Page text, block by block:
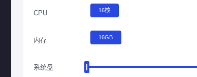
CPU 16核
内存 16GB
系统盘